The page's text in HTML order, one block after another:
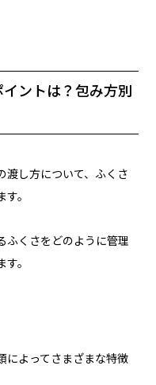
ントは？包み方別
渡し方について、ふくさ
。
ふくさをどのように管理
。
によってさまざまな特徴